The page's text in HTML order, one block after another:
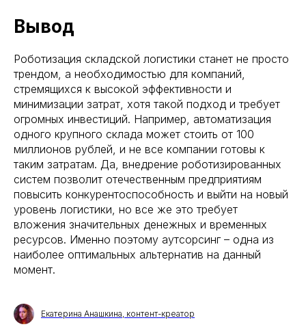
Вывод
Роботизация складской логистики станет не просто
трендом, а необходимостью для компаний,
стремящихся к высокой эффективности и
минимизации затрат, хотя такой подход и требует
огромных инвестиций. Например, автоматизация
одного крупного склада может стоить от 100
миллионов рублей, и не все компании готовы к
таким затратам. Да, внедрение роботизированных
систем позволит отечественным предприятиям
повысить конкурентоспособность и выйти на новый
уровень логистики, но все же это требует
вложения значительных денежных и временных
ресурсов. Именно поэтому аутсорсинг – одна из
наиболее оптимальных альтернатив на данный
момент.
Екатерина Анашкина, контент-креатор
легко
под загрузку
и низкая текучка
на инфраструктуре